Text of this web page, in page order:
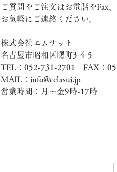
ご質問やご注文はお電話やFax
お気軽にご連絡ください。
株式会社エムサット
名古屋市昭和区曙町3-4-5
TEL：052-731-2701　FAX：
MAIL：info@celasui.jp
営業時間：月～金9時-17時